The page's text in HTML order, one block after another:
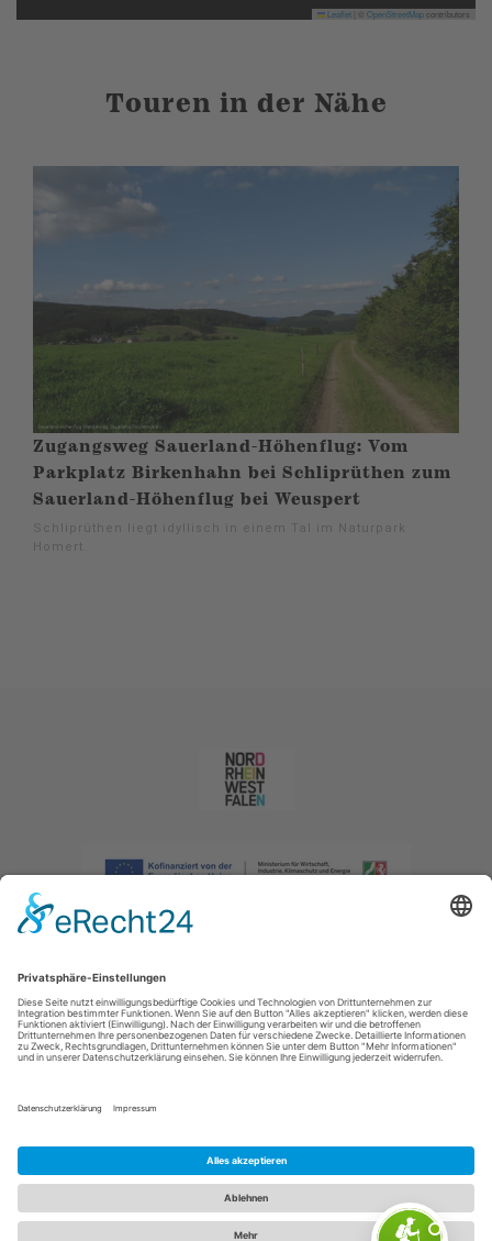
Leaflet OpenStreetMapcontributors
Touren in der Nähe
Zugangsweg Sauerland-Höhenflug: Vom
Parkplatz Birkenhahn bei Schliprüthen zum
Sauerland-Höhenflug bei Weuspert
Schliprüthen liegt idyllisch in einem Tal im Naturpark
Homert.
Impressum|Datenschutzerklärung|Barrierefreiheitserklärung
E: info@sauerland.com
Cookie-Einstellungen